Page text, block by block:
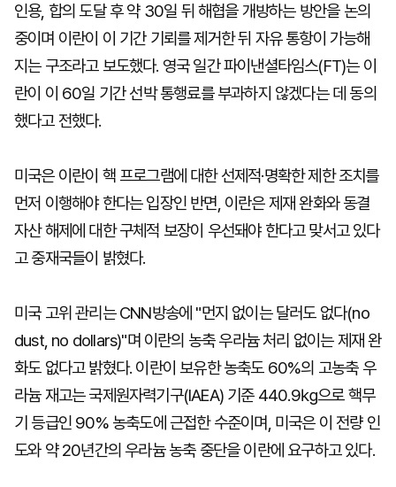
인용, 합의 도달 후 약 30일 뒤 해협을 개방하는 방안을 논의
중이며 이란이 이 기간 기뢰를 제거한 뒤 자유 통항이 가능해
지는 구조라고 보도했다. 영국 일간 파이낸셜타임스(FT)는 이
란이 이 60일 기간 선박 통행료를 부과하지 않겠다는 데 동의
했다고 전했다.
미국은 이란이 핵 프로그램에 대한 선제적·명확한 제한 조치를
먼저 이행해야 한다는 입장인 반면, 이란은 제재 완화와 동결
자산 해제에 대한 구체적 보장이 우선돼야 한다고 맞서고 있다
고 중재국들이 밝혔다.
미국 고위 관리는 CNN방송에 "먼지 없이는 달러도 없다(no
dust, no dollars)"며 이란의 농축 우라늄 처리 없이는 제재 완
화도 없다고 밝혔다. 이란이 보유한 농축도 60%의 고농축 우
라늄 재고는 국제원자력기구(IAEA) 기준 440.9㎏으로 핵무
기 등급인 90% 농축도에 근접한 수준이며, 미국은 이 전량 인
도와 약 20년간의 우라늄 농축 중단을 이란에 요구하고 있다.